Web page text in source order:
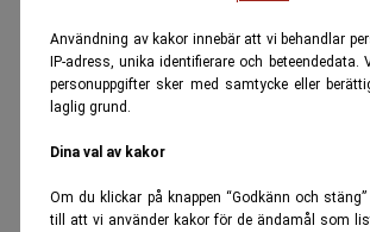
Användning av kakor innebär att vi behandlar
IP-adress, unika identifierare och beteendedata.
personuppgifter sker med samtycke eller
laglig grund.
Dina val av kakor
Om du klickar på knappen “Godkänn och
till att vi använder kakor för de ändamål som